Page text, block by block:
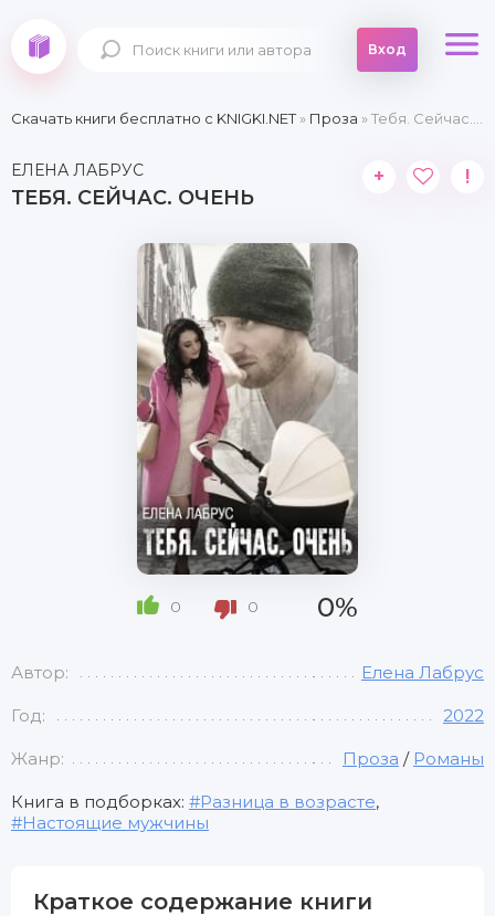
Вход
Скачать книги бесплатно c KNIGKI.NET» Проза » Тебя. Сейчас. Очень
ЕЛЕНА ЛАБРУС
ТЕБЯ. СЕЙЧАС. ОЧЕНЬ
+ !
0 0 0%
Автор: Елена Лабрус
Год: 2022
Жанр: Проза / Романы
Книга в подборках: Разница в возрасте,
Настоящие мужчины
Краткое содержание книги